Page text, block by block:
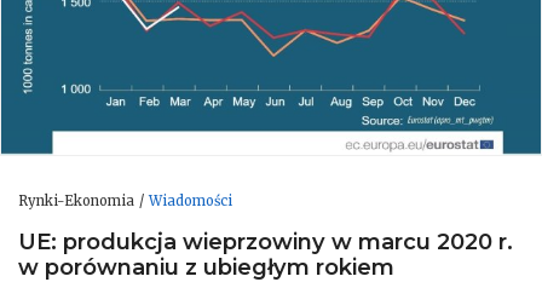
Rynki-Ekonomia Wiadomości
UE: produkcja wieprzowiny w marcu 2020 r.
w porównaniu z ubiegłym rokiem